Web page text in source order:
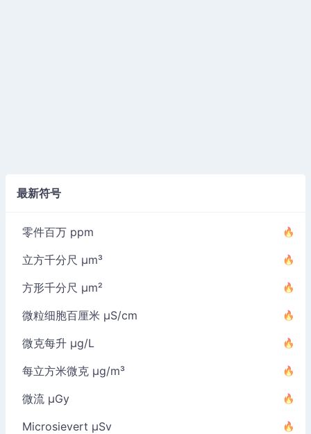
最新符号
零件百万 ppm
立方千分尺 µm³
方形千分尺 µm²
微粒细胞百厘米 µS/cm
微克每升 µg/L
每立方米微克 µg/m³
微流 µGy
Microsievert µSv